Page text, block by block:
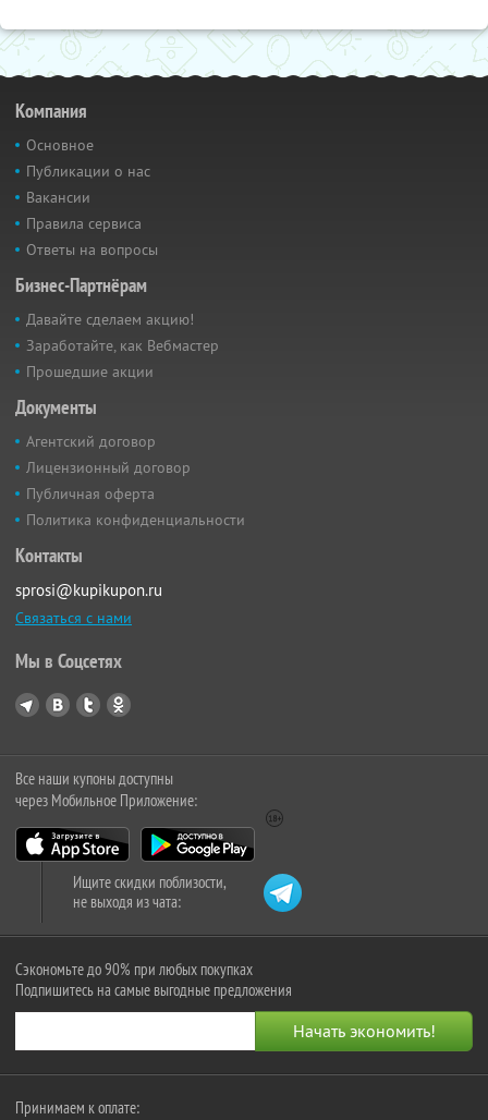
Компания
Основное
Публикации о нас
Вакансии
Правила сервиса
Ответы на вопросы
Бизнес-Партнёрам
Давайте сделаем акцию!
Заработайте, как Вебмастер
Прошедшие акции
Документы
Агентский договор
Лицензионный договор
Публичная оферта
Политика конфиденциальности
Контакты
sprosi@kupikupon.ru
Связаться с нами
Мы в Соцсетях
Все наши купоны доступны
через Мобильное Приложение:
Ищите скидки поблизости,
не выходя из чата:
Сэкономьте до 90% при любых покупках
Подпишитесь на самые выгодные предложения
Принимаем к оплате: